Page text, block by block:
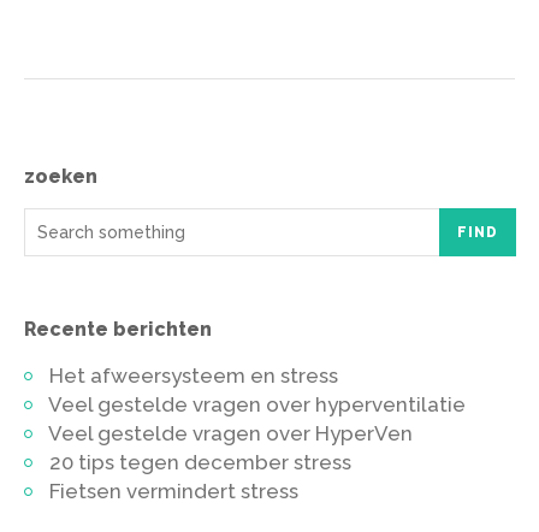
zoeken
FIND
Recente berichten
Het afweersysteem en stress
Veel gestelde vragen over hyperventilatie
Veel gestelde vragen over HyperVen
20 tips tegen december stress
Fietsen vermindert stress